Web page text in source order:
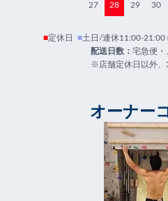
27 28 29 30
■定休日 ■土日/連休11:00-21:00
配送日数： 宅急便・
※店舗定休日以外、
オーナー